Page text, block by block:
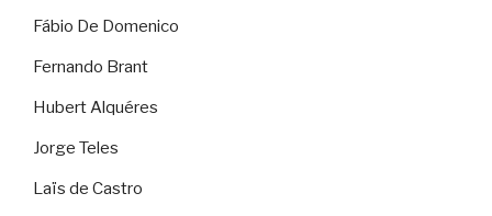
Fábio De Domenico
Fernando Brant
Hubert Alquéres
Jorge Teles
Laïs de Castro